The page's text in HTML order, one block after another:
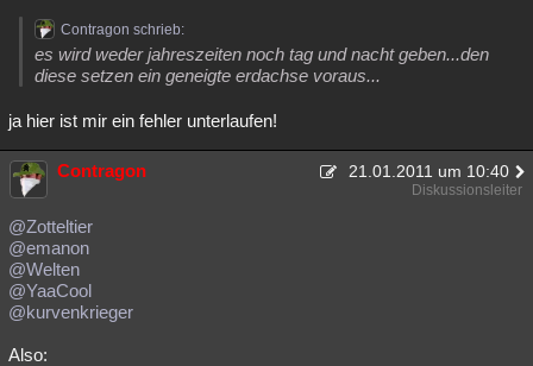
Contragon schrieb:
es wird weder jahreszeiten noch tag und nacht geben...den
diese setzen ein geneigte erdachse voraus...
ja hier ist mir ein fehler unterlaufen!
Contragon 21.01.2011 um 10:40
Diskussionsleiter
@Zotteltier
@emanon
@Welten
@YaaCool
@kurvenkrieger
Also: